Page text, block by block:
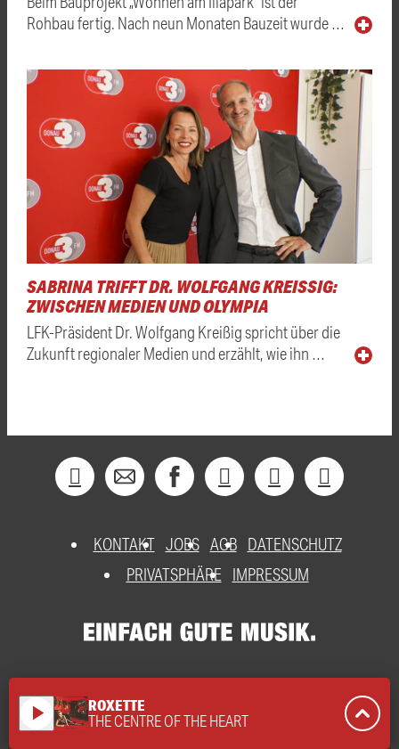
Rohbau fertig. Nach neun Monaten Bauzeit wurde …
SABRINA TRIFFT DR. WOLFGANG KREISSIG: Z
WISCHEN MEDIEN UND OLYMPIA
LFK-Präsident Dr. Wolfgang Kreißig spricht über die
Zukunft regionaler Medien und erzählt, wie ihn …
KONTAKT JOBS AGB DATENSCHUTZ
PRIVATSPHÄRE
IMPRESSUM
play_arrow ROXETTE
THE CENTRE OF THE HEART